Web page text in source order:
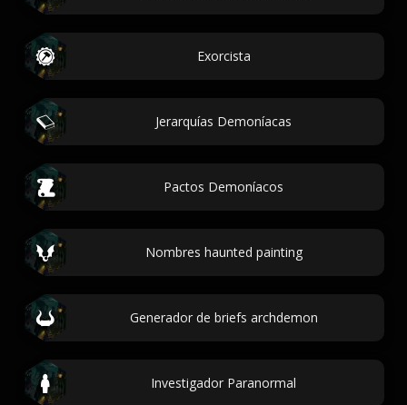
Exorcista
Jerarquías Demoníacas
Pactos Demoníacos
Nombres haunted painting
Generador de briefs archdemon
Investigador Paranormal